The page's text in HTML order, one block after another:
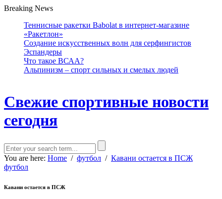
Breaking News
Теннисные ракетки Babolat в интернет-магазине
«Ракетлон»
Создание искусственных волн для серфингистов
Эспандеры
Что такое ВСАА?
Альпинизм – спорт сильных и смелых людей
Свежие спортивные новости
сегодня
You are here: Home / футбол / Кавани остается в ПСЖ
футбол
Кавани остается в ПСЖ